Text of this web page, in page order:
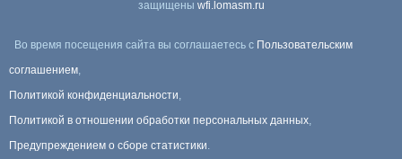
защищены wfi.lomasm.ru
Во время посещения сайта вы соглашаетесь с Пользовательским
соглашением,
Политикой конфиденциальности,
Политикой в отношении обработки персональных данных,
Предупреждением о сборе статистики.